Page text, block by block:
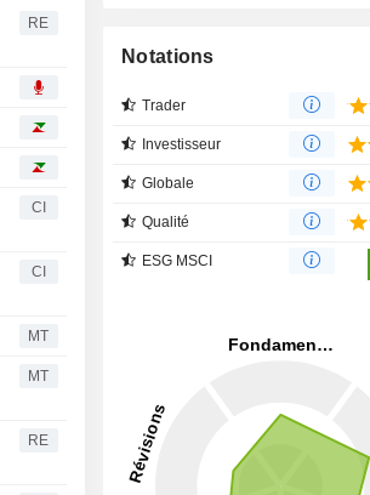
RE
CI
CI
MT
MT
RE
Notations
Trader
Investisseur
Globale
Qualité
ESG MSCI